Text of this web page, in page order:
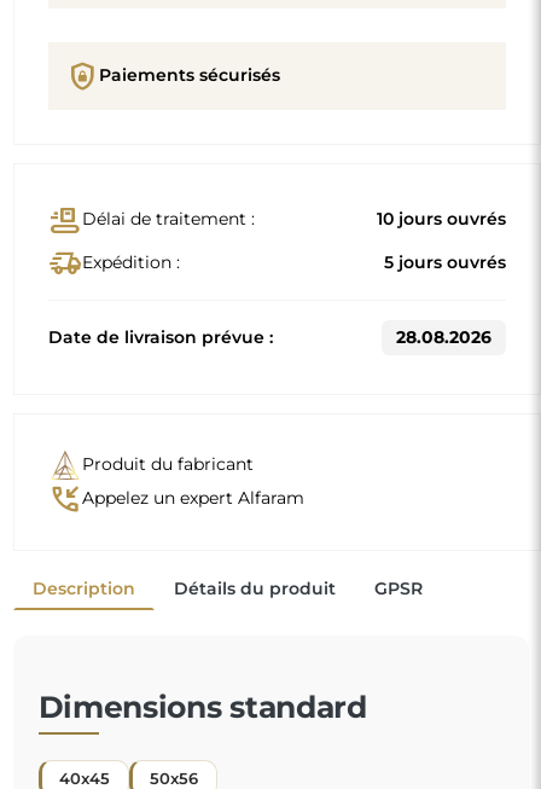
shield_lock Paiements sécurisés
conveyor_beltDélai de traitement : 10 jours ouvrés
delivery_truck_speedExpédition : 5 jours ouvrés
Date de livraison prévue : 28.08.2026
Produit du fabricant
phone_callbackAppelez un expert Alfaram
Description Détails du produit GPSR
Dimensions standard
40x45 50x56